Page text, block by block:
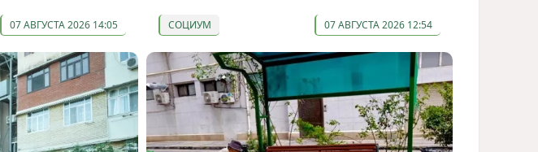
07 АВГУСТА 2026 14:05 СОЦИУМ 07 АВГУСТА 2026 12:54